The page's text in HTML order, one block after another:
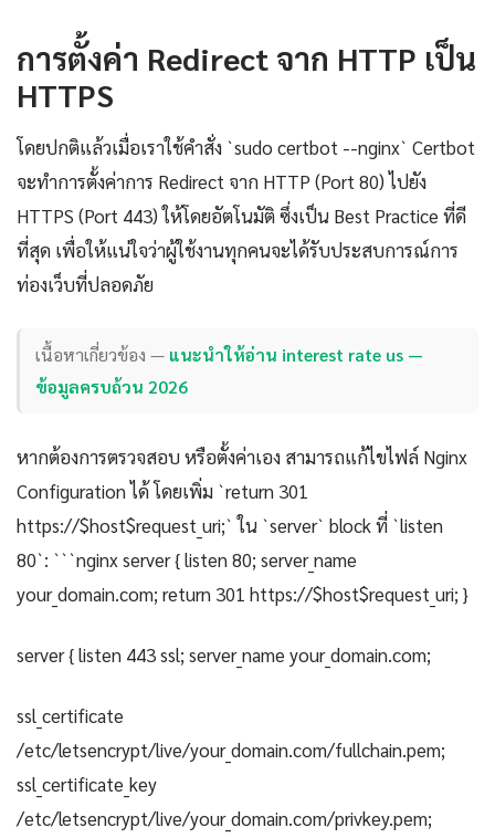
การตั้งค่า Redirect จาก HTTP เป็น
HTTPS
โดยปกติแล้วเมื่อเราใช้คำสั่ง `sudo certbot --nginx` Certbot
จะทำการตั้งค่าการ Redirect จาก HTTP (Port 80) ไปยัง
HTTPS (Port 443) ให้โดยอัตโนมัติ ซึ่งเป็น Best Practice ที่ดี
ที่สุด เพื่อให้แน่ใจว่าผู้ใช้งานทุกคนจะได้รับประสบการณ์การ
ท่องเว็บที่ปลอดภัย
เนื้อหาเกี่ยวข้อง — แนะนำให้อ่าน interest rate us —
ข้อมูลครบถ้วน 2026
หากต้องการตรวจสอบ หรือตั้งค่าเอง สามารถแก้ไขไฟล์ Nginx
Configuration ได้ โดยเพิ่ม `return 301
https://$host$request_uri;` ใน `server` block ที่ `listen
80`: ```nginx server { listen 80; server_name
your_domain.com; return 301 https://$host$request_uri; }
server { listen 443 ssl; server_name your_domain.com;
ssl_certificate
/etc/letsencrypt/live/your_domain.com/fullchain.pem;
ssl_certificate_key
/etc/letsencrypt/live/your_domain.com/privkey.pem;